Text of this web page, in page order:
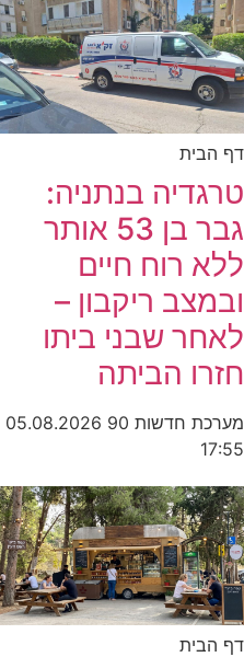
דף הבית
טרגדיה בנתניה:
גבר בן 53 אותר
ללא רוח חיים
ובמצב ריקבון –
לאחר שבני ביתו
חזרו הביתה
מערכת חדשות 90
05.08.2026
17:55
דף הבית